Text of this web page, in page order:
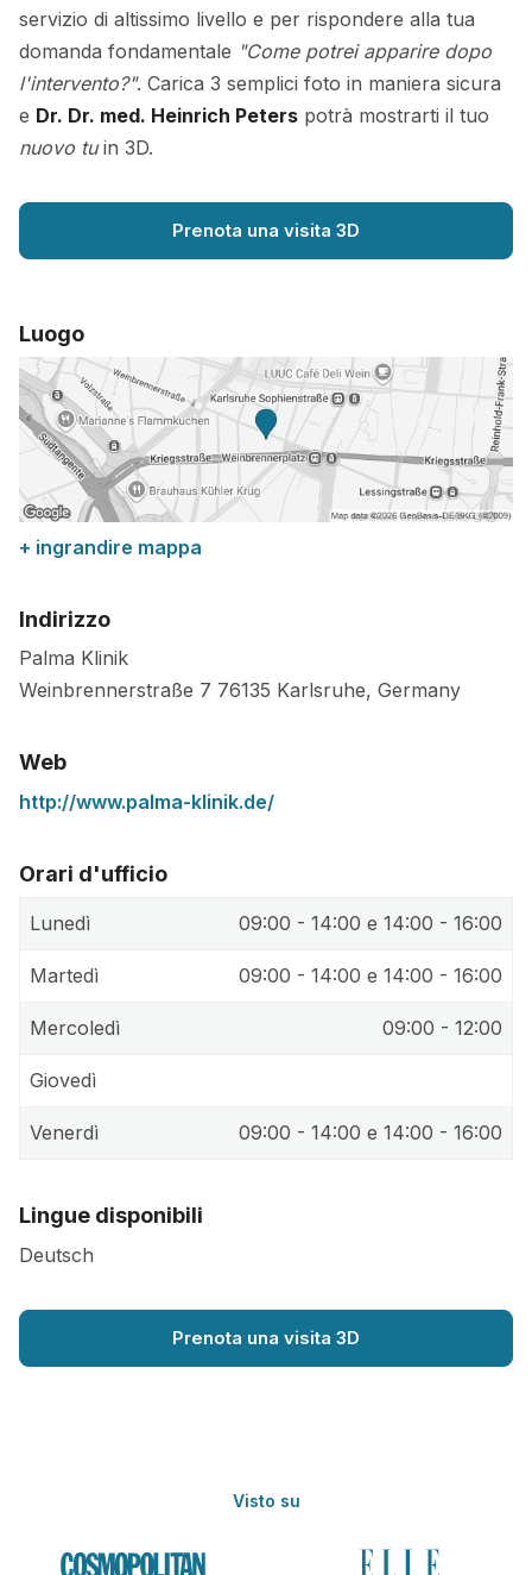
servizio di altissimo livello e per rispondere alla tua
domanda fondamentale "Come potrei apparire dopo
l'intervento?". Carica 3 semplici foto in maniera sicura
e Dr. Dr. med. Heinrich Peters potrà mostrarti il tuo
nuovo tuin 3D.
Prenota una visita 3D
Luogo
+ ingrandire mappa
Indirizzo
Palma Klinik
Weinbrennerstraße 7 76135 Karlsruhe, Germany
Web
http://www.palma-klinik.de/
Orari d'ufficio
Lunedì 09:00 - 14:00 e 14:00 - 16:00
Martedì 09:00 - 14:00 e 14:00 - 16:00
Mercoledì 09:00 - 12:00
Giovedì
Venerdì 09:00 - 14:00 e 14:00 - 16:00
Lingue disponibili
Deutsch
Prenota una visita 3D
Visto su